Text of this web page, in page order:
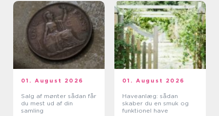
01. August 2026
Salg af mønter sådan får
du mest ud af din
samling
01. August 2026
Haveanlæg: sådan
skaber du en smuk og
funktionel have